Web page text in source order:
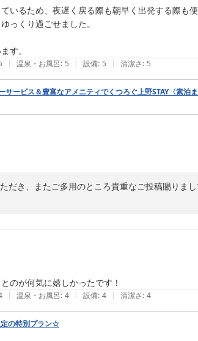
いるため、夜遅く戻る際も朝早く出発する際も便
っくり過ごせました。
す。
| 温泉・お風呂: 5 | 設備: 5 | 清潔さ: 5
サービス＆豊富なアメニティでくつろぐ上野STAY〈素泊ま
だき、またご多用のところ貴重なご投稿賜りまし
で何よりでございます。
お言葉を賜り大変光栄に存じます。
テルを目指し、より一層努めてまいります。
リソル上野をご利用くださいませ。
のが何気に嬉しかったです！
| 温泉・お風呂: 4 | 設備: 4 | 清潔さ: 4
定の特別プラン☆